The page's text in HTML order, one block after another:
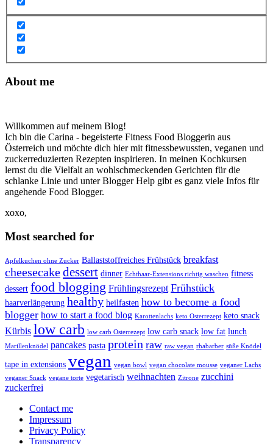
About me
Willkommen auf meinem Blog!
Ich bin die Carina - begeisterte Fitness Food Bloggerin aus
Österreich und möchte dich hier mit fitnessbewussten, veganen und
zuckerreduzierten Rezepten inspirieren. In meinen Kochkursen
lernst du die Vielfalt an wohlschmeckenden Gerichten für die
schlanke Linie und unter Blogger Help gibt es ganz viele Infos für
angehende Food Blogger.
xoxo,
Most searched for
Apfelkuchen ohne Zucker Ballaststoffreiches Frühstück breakfast
cheesecakedessert dinner Echthaar-Extensions richtig waschen fitness
dessert food blogging Frühlingsrezept Frühstück
haarverlängerung healthy heilfasten how to become a food
blogger how to start a food blog Karottenlachs keto Osterrezept keto snack
Kürbis low carb low carb Osterrezept low carb snack low fat lunch
Marillenknödel pancakes pasta protein raw raw vegan rhabarber süße Knödel
tape in extensions vegan vegan bowl vegan chocolate mousse veganer Lachs
veganer Snack vegane torte vegetarisch weihnachten Zitrone zucchini
zuckerfrei
Contact me
Impressum
Privacy Policy
Transparency